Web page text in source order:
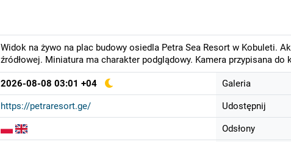
Widok na żywo na plac budowy osiedla Petra Sea Resort w Kobuleti.
źródłowej. Miniatura ma charakter podglądowy. Kamera przypisana do
2026-08-08 03:01 +04
https://petraresort.ge/
Galeria
Udostępnij
Odsłony